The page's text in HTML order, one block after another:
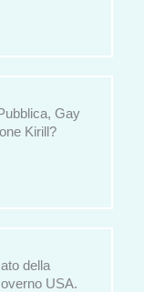
Gay
Kirill?
della
USA.